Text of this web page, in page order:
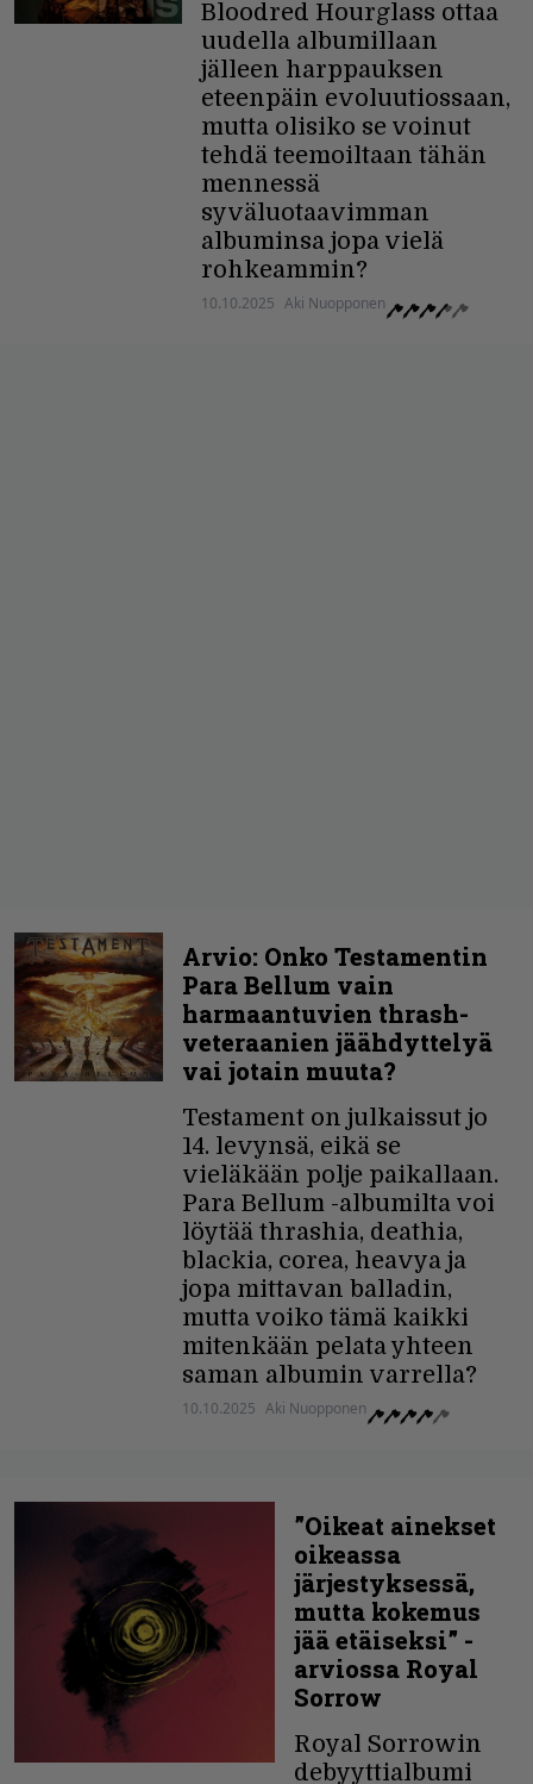
Bloodred Hourglass ottaa
uudella albumillaan
jälleen harppauksen
eteenpäin evoluutiossaan,
mutta olisiko se voinut
tehdä teemoiltaan tähän
mennessä
syväluotaavimman
albuminsa jopa vielä
rohkeammin?
10.10.2025 Aki Nuopponen
Arvio: Onko Testamentin
Para Bellum vain
harmaantuvien thrash-
veteraanien jäähdyttelyä
vai jotain muuta?
Testament on julkaissut jo
14. levynsä, eikä se
vieläkään polje paikallaan.
Para Bellum -albumilta voi
löytää thrashia, deathia,
blackia, corea, heavya ja
jopa mittavan balladin,
mutta voiko tämä kaikki
mitenkään pelata yhteen
saman albumin varrella?
10.10.2025 Aki Nuopponen
”Oikeat ainekset
oikeassa
järjestyksessä,
mutta kokemus
jää etäiseksi” -
arviossa Royal
Sorrow
Royal Sorrowin
debyyttialbumi